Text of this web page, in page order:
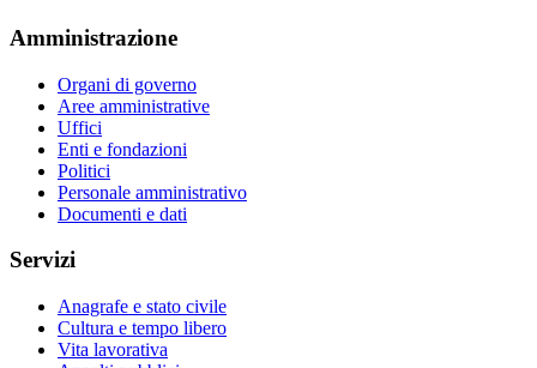
Amministrazione
Organi di governo
Aree amministrative
Uffici
Enti e fondazioni
Politici
Personale amministrativo
Documenti e dati
Servizi
Anagrafe e stato civile
Cultura e tempo libero
Vita lavorativa